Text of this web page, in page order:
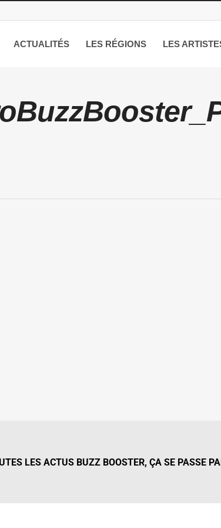
ACTUALITÉS LES RÉGIONS LES
LES ACTUS BUZZ BOOSTER, ÇA SE PASSE